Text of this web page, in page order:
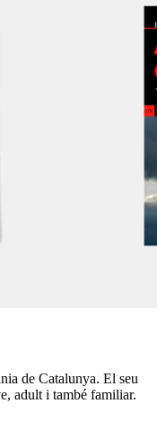
de Catalunya. El seu
adult i també familiar.